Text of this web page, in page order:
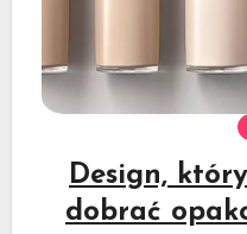
Design,
dobrać